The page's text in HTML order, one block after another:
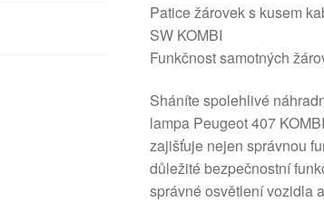
Patice žárovek s kusem
SW KOMBI
Funkčnost samotných
Sháníte spolehlivé
lampa Peugeot 407
zajišťuje nejen správnou
důležité bezpečnostní
správné osvětlení vozidla